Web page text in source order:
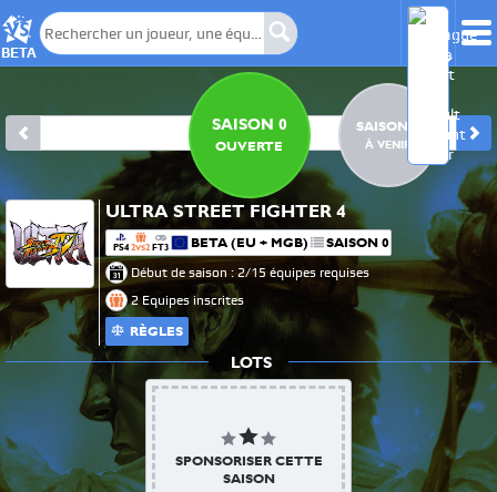
BETA
SAISON 0
OUVERTE
SAISON 1
À VENIR
ULTRA STREET FIGHTER 4
PS4 2VS2 FT3 BETA (EU + MGB)
SAISON 0
Début de saison : 2/15 équipes requises
2 Equipes inscrites
RÈGLES
LOTS
SPONSORISER CETTE
SAISON